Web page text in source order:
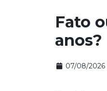
Fato
anos?
07/08/2026